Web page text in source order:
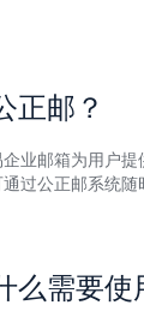
正邮？
业邮箱为用户
过公正邮系统随
么需要使